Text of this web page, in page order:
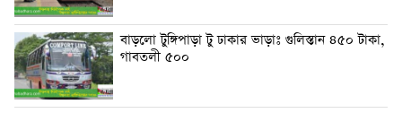
বাড়লো টুঙ্গিপাড়া টু ঢাকার ভাড়াঃ গুলিস্তান ৪৫০ টাকা,
গাবতলী ৫০০